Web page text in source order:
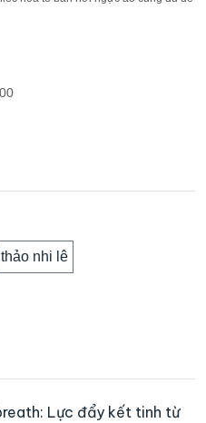
thảo nhi lê
Lực đẩy kết tinh từ